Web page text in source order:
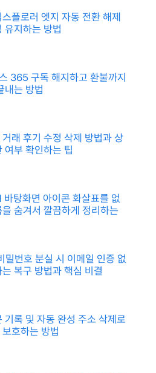
플로러 엣지 자동 전환 해제
유지하는 방법
365 구독 해지하고 환불까지
내는 방법
거래 후기 수정 삭제 방법과 상
여부 확인하는 팁
바탕화면 아이콘 화살표를 없
숨겨서 깔끔하게 정리하는
밀번호 분실 시 이메일 인증 없
복구 방법과 핵심 비결
기록 및 자동 완성 주소 삭제로
호하는 방법